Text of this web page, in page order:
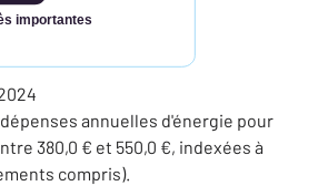
importantes
annuelles d'énergie pour
380,0 € et 550,0 €, indexées à
compris).